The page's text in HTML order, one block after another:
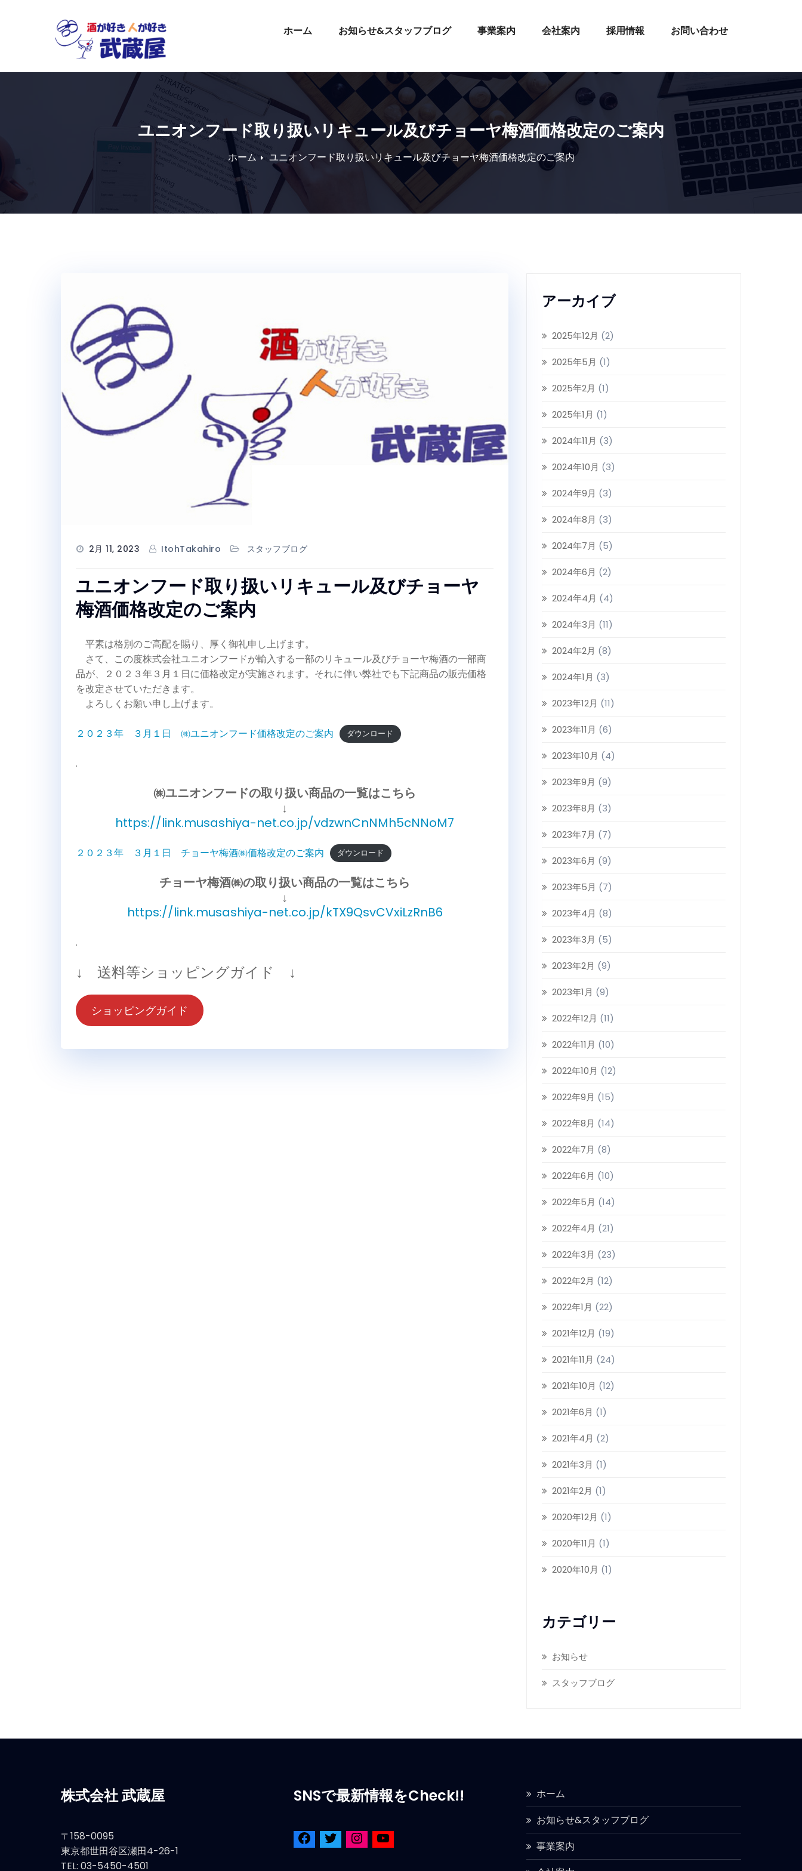
ホーム お知らせ&スタッフブログ 事業案内 会社案内 採用情報 お問い合わせ
ユニオンフード取り扱いリキュール及びチョーヤ梅酒価格改定のご案内
ホーム ユニオンフード取り扱いリキュール及びチョーヤ梅酒価格改定のご案内
2月 11, 2023 ItohTakahiro スタッフブログ
ユニオンフード取り扱いリキュール及びチョーヤ
梅酒価格改定のご案内
平素は格別のご高配を賜り、厚く御礼申し上げます。
さて、この度株式会社ユニオンフードが輸入する一部のリキュール及びチョーヤ梅酒の一部商
品が、２０２３年３月１日に価格改定が実施されます。それに伴い弊社でも下記商品の販売価格
を改定させていただきます。
よろしくお願い申し上げます。
２０２３年 ３月１日 ㈱ユニオンフード価格改定のご案内 ダウンロード
.
㈱ユニオンフードの取り扱い商品の一覧はこちら
↓
https://link.musashiya-net.co.jp/vdzwnCnNMh5cNNoM7
２０２３年 ３月１日 チョーヤ梅酒㈱価格改定のご案内 ダウンロード
チョーヤ梅酒㈱の取り扱い商品の一覧はこちら
↓
https://link.musashiya-net.co.jp/kTX9QsvCVxiLzRnB6
.
↓ 送料等ショッピングガイド ↓
ショッピングガイド
アーカイブ
2025年12月 (2)
2025年5月 (1)
2025年2月 (1)
2025年1月 (1)
2024年11月 (3)
2024年10月 (3)
2024年9月 (3)
2024年8月 (3)
2024年7月 (5)
2024年6月 (2)
2024年4月 (4)
2024年3月 (11)
2024年2月 (8)
2024年1月 (3)
2023年12月 (11)
2023年11月 (6)
2023年10月 (4)
2023年9月 (9)
2023年8月 (3)
2023年7月 (7)
2023年6月 (9)
2023年5月 (7)
2023年4月 (8)
2023年3月 (5)
2023年2月 (9)
2023年1月 (9)
2022年12月 (11)
2022年11月 (10)
2022年10月 (12)
2022年9月 (15)
2022年8月 (14)
2022年7月 (8)
2022年6月 (10)
2022年5月 (14)
2022年4月 (21)
2022年3月 (23)
2022年2月 (12)
2022年1月 (22)
2021年12月 (19)
2021年11月 (24)
2021年10月 (12)
2021年6月 (1)
2021年4月 (2)
2021年3月 (1)
2021年2月 (1)
2020年12月 (1)
2020年11月 (1)
2020年10月 (1)
カテゴリー
お知らせ
スタッフブログ
株式会社 武蔵屋
〒158-0095
東京都世田谷区瀬田4-26-1
TEL: 03-5450-4501
SNSで最新情報をCheck!!
ホーム
お知らせ&スタッフブログ
事業案内